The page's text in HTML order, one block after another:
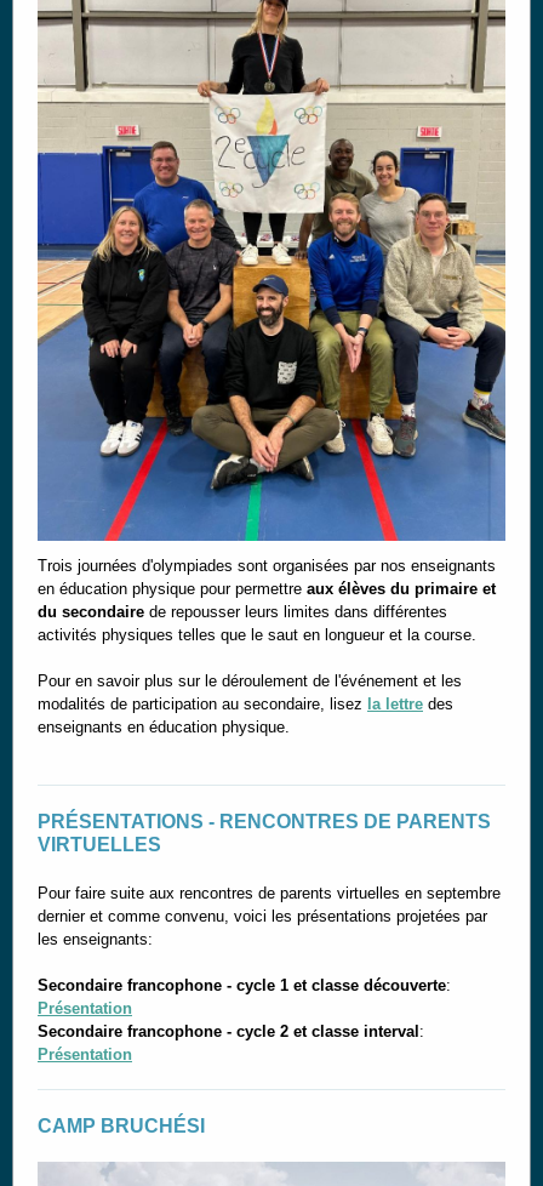
Trois journées d'olympiades sont organisées par nos enseignants
en éducation physique pour permettre aux élèves du primaire et
du secondaire de repousser leurs limites dans différentes
activités physiques telles que le saut en longueur et la course.
Pour en savoir plus sur le déroulement de l'événement et les
modalités de participation au secondaire, lisez la lettre des
enseignants en éducation physique.
PRÉSENTATIONS - RENCONTRES DE PARENTS
VIRTUELLES
Pour faire suite aux rencontres de parents virtuelles en septembre
dernier et comme convenu, voici les présentations projetées par
les enseignants:
Secondaire francophone - cycle 1 et classe découverte:
Présentation
Secondaire francophone - cycle 2 et classe interval :
Présentation
CAMP BRUCHÉSI